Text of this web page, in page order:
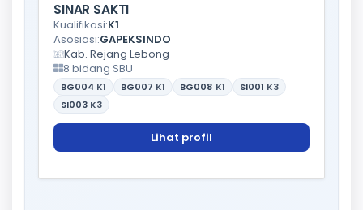
SINAR SAKTI
Kualifikasi:K1
Asosiasi:GAPEKSINDO
Kab. Rejang Lebong
8 bidang SBU
BG004 K1 BG007 K1 BG008 K1 SI001 K3
SI003 K3
Lihat profil